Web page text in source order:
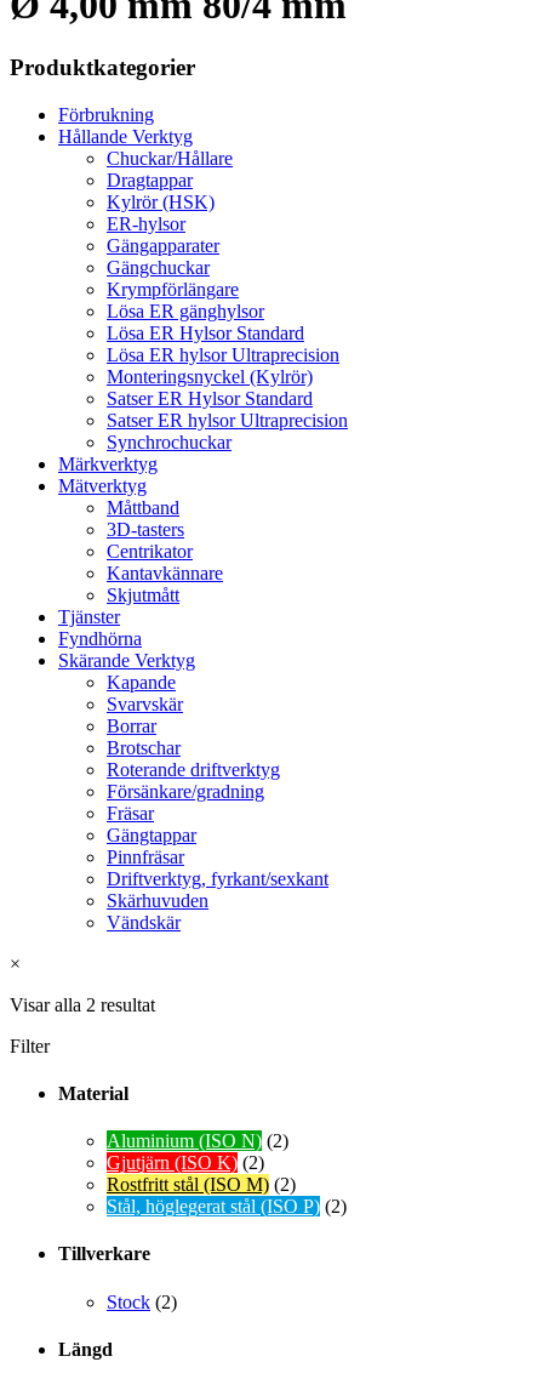
Produktkategorier
Förbrukning
Hållande Verktyg
Chuckar/Hållare
Dragtappar
Kylrör (HSK)
ER-hylsor
Gängapparater
Gängchuckar
Krympförlängare
Lösa ER gänghylsor
Lösa ER Hylsor Standard
Lösa ER hylsor Ultraprecision
Monteringsnyckel (Kylrör)
Satser ER Hylsor Standard
Satser ER hylsor Ultraprecision
Synchrochuckar
Märkverktyg
Mätverktyg
Måttband
3D-tasters
Centrikator
Kantavkännare
Skjutmått
Tjänster
Fyndhörna
Skärande Verktyg
Kapande
Svarvskär
Borrar
Brotschar
Roterande driftverktyg
Försänkare/gradning
Fräsar
Gängtappar
Pinnfräsar
Driftverktyg, fyrkant/sexkant
Skärhuvuden
Vändskär
×
Visar alla 2 resultat
Filter
Material
Aluminium (ISO N) (2)
Gjutjärn (ISO K) (2)
Rostfritt stål (ISO M) (2)
Stål, höglegerat stål (ISO P) (2)
Tillverkare
Stock (2)
Längd